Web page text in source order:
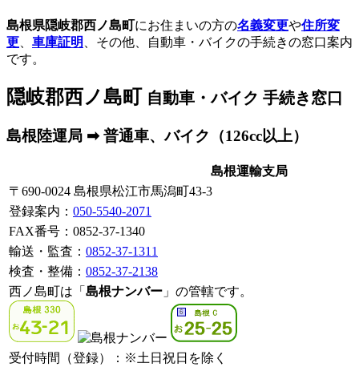
島根県隠岐郡西ノ島町にお住まいの方の名義変更や住所変
更
車庫証明
、その他、自動車・バイクの手続きの窓口案内
です。
隠岐郡西ノ島町 自動車・バイク 手続き窓口
島根陸運局 ➡ 普通車、バイク（126cc以上）
島根運輸支局
〒690-0024 島根県松江市馬潟町43-3
登録案内 ： 050-5540-2071
FAX番号：0852-37-1340
輸送・監査： 0852-37-1311
検査・整備： 0852-37-2138
西ノ島町は「 島根ナンバー 」の管轄です。
受付時間（登録）：※土日祝日を除く